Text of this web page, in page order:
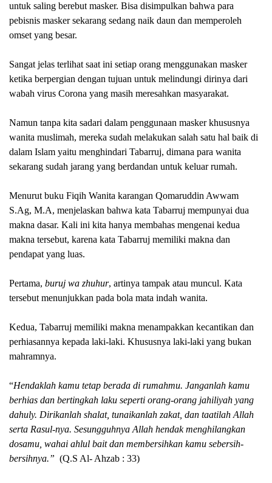
untuk saling berebut masker. Bisa disimpulkan bahwa para
pebisnis masker sekarang sedang naik daun dan memperoleh
omset yang besar.
Sangat jelas terlihat saat ini setiap orang menggunakan masker
ketika berpergian dengan tujuan untuk melindungi dirinya dari
wabah virus Corona yang masih meresahkan masyarakat.
Namun tanpa kita sadari dalam penggunaan masker khususnya
wanita muslimah, mereka sudah melakukan salah satu hal baik di
dalam Islam yaitu menghindari Tabarruj, dimana para wanita
sekarang sudah jarang yang berdandan untuk keluar rumah.
Menurut buku Fiqih Wanita karangan Qomaruddin Awwam
S.Ag, M.A, menjelaskan bahwa kata Tabarruj mempunyai dua
makna dasar. Kali ini kita hanya membahas mengenai kedua
makna tersebut, karena kata Tabarruj memiliki makna dan
pendapat yang luas.
Pertama, buruj wa zhuhur, artinya tampak atau muncul. Kata
tersebut menunjukkan pada bola mata indah wanita.
Kedua, Tabarruj memiliki makna menampakkan kecantikan dan
perhiasannya kepada laki-laki. Khususnya laki-laki yang bukan
mahramnya.
“Hendaklah kamu tetap berada di rumahmu. Janganlah kamu
berhias dan bertingkah laku seperti orang-orang jahiliyah yang
dahuly. Dirikanlah shalat, tunaikanlah zakat, dan taatilah Allah
serta Rasul-nya. Sesungguhnya Allah hendak menghilangkan
dosamu, wahai ahlul bait dan membersihkan kamu sebersih-
bersihnya.” (Q.S Al- Ahzab : 33)